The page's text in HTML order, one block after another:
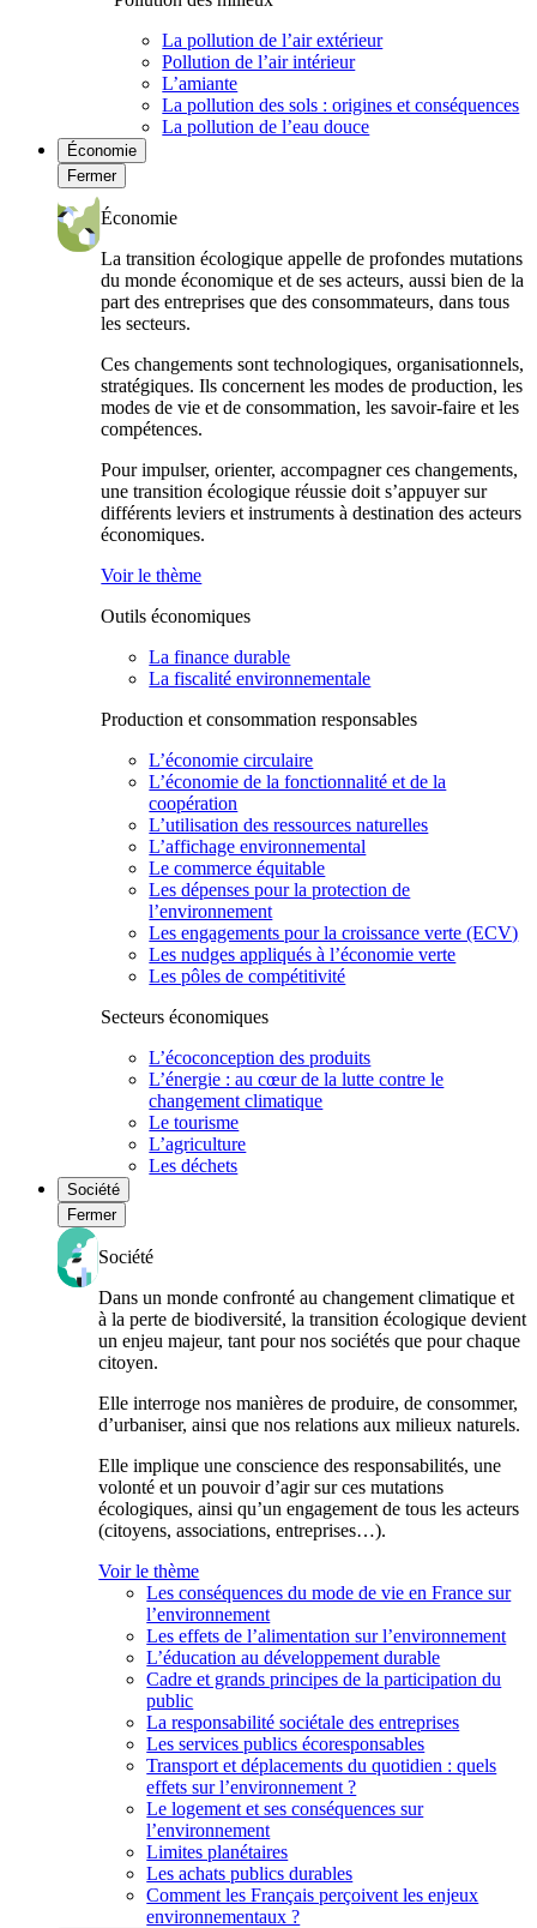
La pollution de l’air extérieur
Pollution de l’air intérieur
L’amiante
La pollution des sols : origines et conséquences
La pollution de l’eau douce
Économie
Fermer
Économie
La transition écologique appelle de profondes mutations
du monde économique et de ses acteurs, aussi bien de la
part des entreprises que des consommateurs, dans tous
les secteurs.
Ces changements sont technologiques, organisationnels,
stratégiques. Ils concernent les modes de production, les
modes de vie et de consommation, les savoir-faire et les
compétences.
Pour impulser, orienter, accompagner ces changements,
une transition écologique réussie doit s’appuyer sur
différents leviers et instruments à destination des acteurs
économiques.
Voir le thème
Outils économiques
La finance durable
La fiscalité environnementale
Production et consommation responsables
L’économie circulaire
L’économie de la fonctionnalité et de la
coopération
L’utilisation des ressources naturelles
L’affichage environnemental
Le commerce équitable
Les dépenses pour la protection de
l’environnement
Les engagements pour la croissance verte (ECV)
Les nudges appliqués à l’économie verte
Les pôles de compétitivité
Secteurs économiques
L’écoconception des produits
L’énergie : au cœur de la lutte contre le
changement climatique
Le tourisme
L’agriculture
Les déchets
Société
Fermer
Société
Dans un monde confronté au changement climatique et
à la perte de biodiversité, la transition écologique devient
un enjeu majeur, tant pour nos sociétés que pour chaque
citoyen.
Elle interroge nos manières de produire, de consommer,
d’urbaniser, ainsi que nos relations aux milieux naturels.
Elle implique une conscience des responsabilités, une
volonté et un pouvoir d’agir sur ces mutations
écologiques, ainsi qu’un engagement de tous les acteurs
(citoyens, associations, entreprises…).
Voir le thème
Les conséquences du mode de vie en France sur
l’environnement
Les effets de l’alimentation sur l’environnement
L’éducation au développement durable
Cadre et grands principes de la participation du
public
La responsabilité sociétale des entreprises
Les services publics écoresponsables
Transport et déplacements du quotidien : quels
effets sur l’environnement ?
Le logement et ses conséquences sur
l’environnement
Limites planétaires
Les achats publics durables
Comment les Français perçoivent les enjeux
environnementaux ?